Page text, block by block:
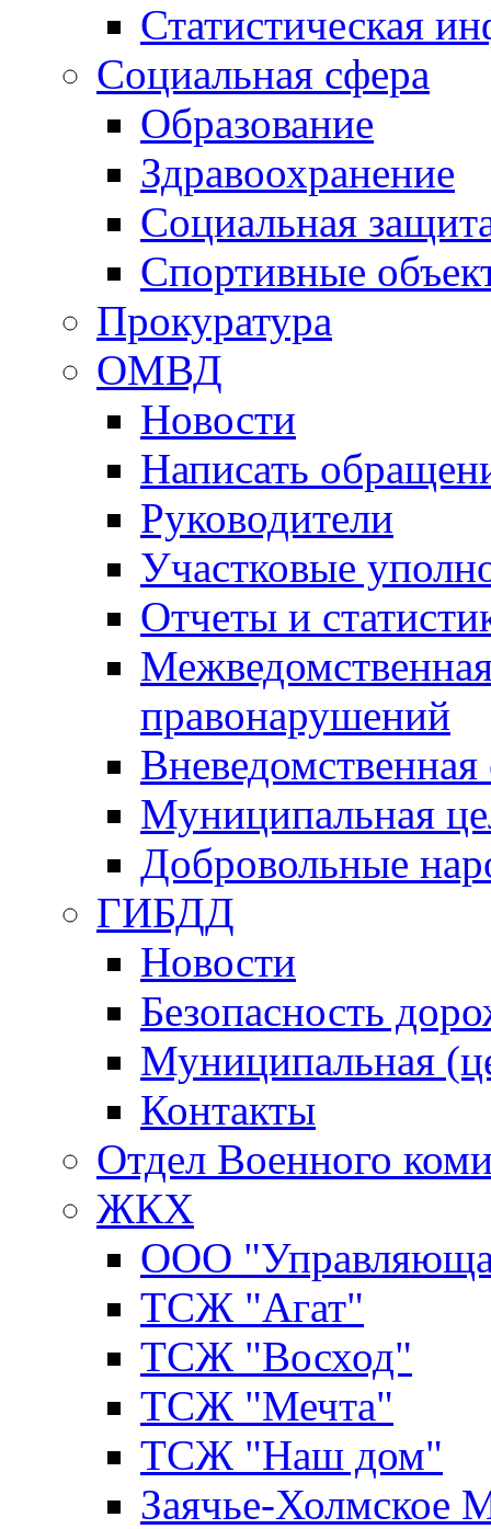
Статистическая
Социальная сфера
Образование
Здравоохранение
Социальная
Спортивные
Прокуратура
ОМВД
Новости
Написать
Руководители
Участковые
Отчеты и
правонарушений
Вневедомственная
Муниципальная
Добровольные
ГИБДД
Новости
Безопасность
Муниципальная
Контакты
Отдел Военного
ЖКХ
ООО
ТСЖ "Агат"
ТСЖ "Восход"
ТСЖ "Мечта"
ТСЖ "Наш дом"
Заячье-